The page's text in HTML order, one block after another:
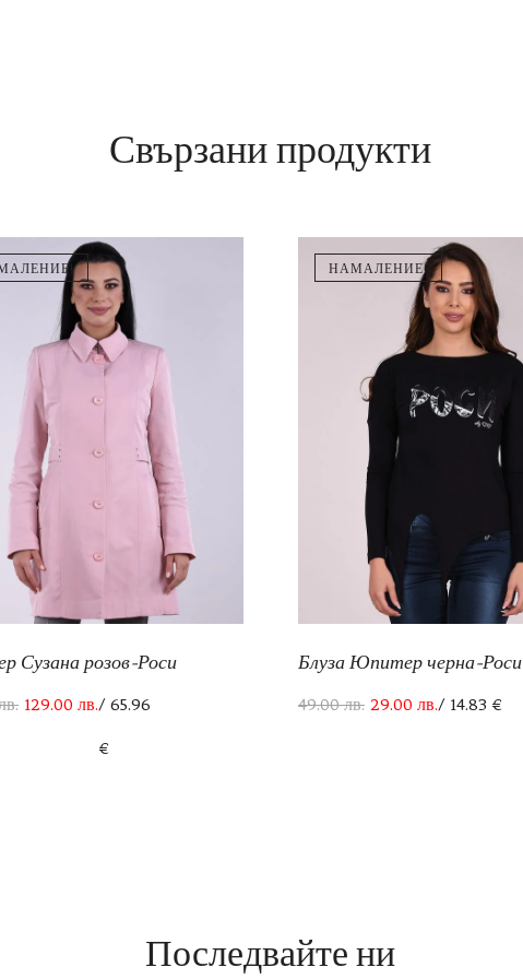
Свързани продукти
Сузана розов-Роси
129.00 лв./ 65.96
€
НАМАЛЕНИЕ!
Блуза Юпитер черна-Роси
49.00лв. 29.00 лв./ 14.83 €
Последвайте ни